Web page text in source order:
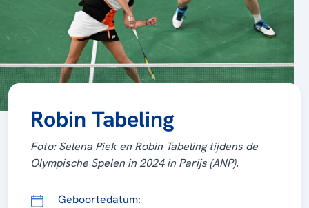
Robin Tabeling
Foto: Selena Piek en Robin Tabeling tijdens de
Olympische Spelen in 2024 in Parijs (ANP).
Geboortedatum: